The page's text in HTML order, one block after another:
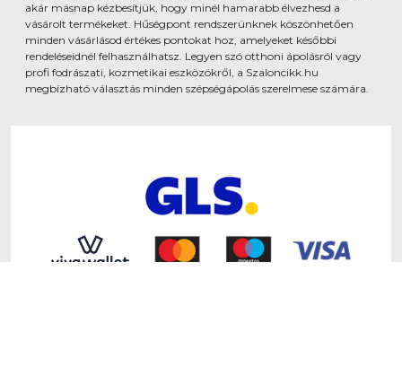
akár másnap kézbesítjük, hogy minél hamarabb élvezhesd a
vásárolt termékeket. Hűségpont rendszerünknek köszönhetően
minden vásárlásod értékes pontokat hoz, amelyeket későbbi
rendeléseidnél felhasználhatsz. Legyen szó otthoni ápolásról vagy
profi fodrászati, kozmetikai eszközökről, a Szaloncikk.hu
megbízható választás minden szépségápolás szerelmese számára.